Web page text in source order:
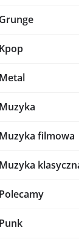
Grunge
Kpop
Metal
Muzyka
Muzyka filmowa
Muzyka
Polecamy
Punk